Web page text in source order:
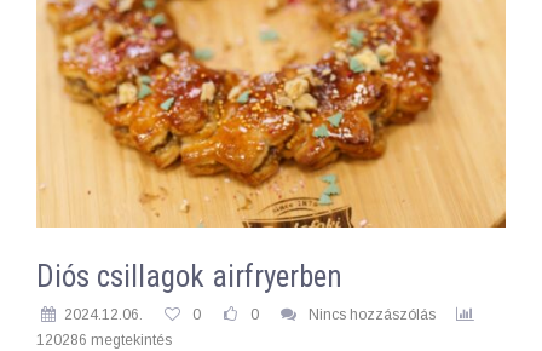
Diós csillagok airfryerben
2024.12.06. 0 0
Nincs hozzászólás
120286 megtekintés